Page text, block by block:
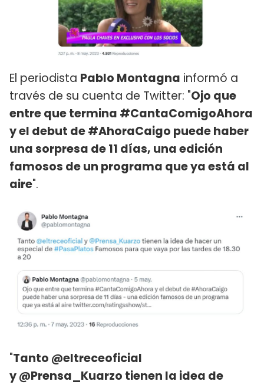
El periodista Pablo Montagna informó a
través de su cuenta de Twitter: "Ojo que
entre que termina #CantaComigoAhora
y el debut de #AhoraCaigo puede haber
una sorpresa de 11 días, una edición
famosos de un programa que ya está al
aire".
"Tanto @eltreceoficial
y @Prensa_Kuarzo tienen la idea de